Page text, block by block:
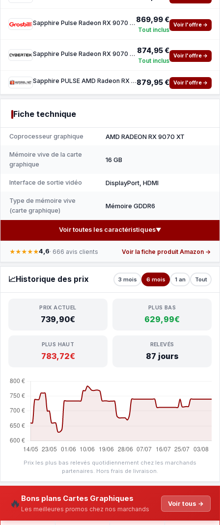
Sapphire Pulse Radeon RX 9070 XT GAMING 16GB 869,99 €
Tout inclus
Voir l'offre →
Sapphire Pulse Radeon RX 9070 XT GAMING 16GB 874,95 €
Tout inclus
Voir l'offre →
Sapphire PULSE AMD Radeon RX 9070 XT879,95 € Voir l'offre →
Fiche technique
Coprocesseur graphique AMD RADEON RX 9070 XT
Mémoire vive de la carte
graphique
16 GB
Interface de sortie vidéo DisplayPort, HDMI
Type de mémoire vive
(carte graphique)
Mémoire GDDR6
Voir toutes les caractéristiques▼
★★★★★4,6· 666 avis clients Voir la fiche produit Amazon →
📈Historique des prix 3 mois 6 mois 1 an Tout
PRIX ACTUEL
739,90€
PLUS BAS
629,99€
PLUS HAUT
783,72€
RELEVÉS
87 jours
Prix les plus bas relevés quotidiennement chez les marchands
partenaires. Hors frais de livraison.
🔥 Bons plans Cartes Graphiques
Les meilleures promos chez nos marchands
Voir tous →